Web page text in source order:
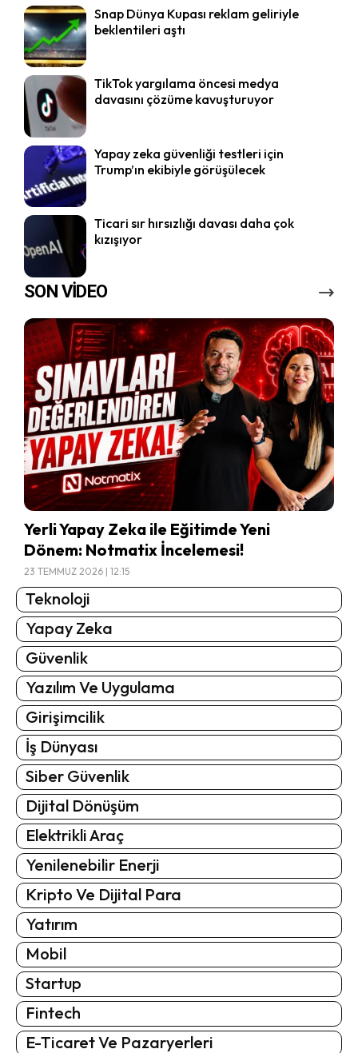
Snap Dünya Kupası reklam geliriyle
beklentileri aştı
TikTok yargılama öncesi medya
davasını çözüme kavuşturuyor
Yapay zeka güvenliği testleri için
Trump’ın ekibiyle görüşülecek
Ticari sır hırsızlığı davası daha çok
kızışıyor
SON VİDEO
Yerli Yapay Zeka ile Eğitimde Yeni
Dönem: Notmatix İncelemesi!
23 TEMMUZ 2026 | 12:15
Teknoloji
Yapay Zeka
Güvenlik
Yazılım Ve Uygulama
Girişimcilik
İş Dünyası
Siber Güvenlik
Dijital Dönüşüm
Elektrikli Araç
Yenilenebilir Enerji
Kripto Ve Dijital Para
Yatırım
Mobil
Startup
Fintech
E-Ticaret Ve Pazaryerleri